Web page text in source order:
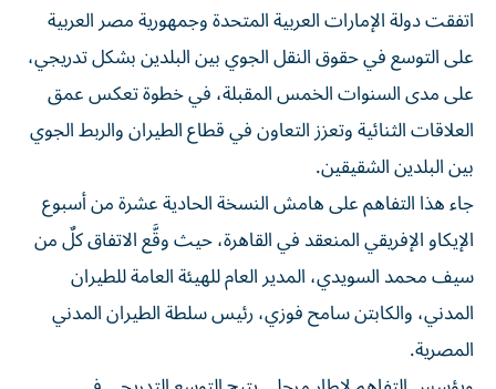
اتفقت دولة الإمارات العربية المتحدة وجمهورية مصر العربية
على التوسع في حقوق النقل الجوي بين البلدين بشكل تدريجي،
على مدى السنوات الخمس المقبلة، في خطوة تعكس عمق
العلاقات الثنائية وتعزز التعاون في قطاع الطيران والربط الجوي
بين البلدين الشقيقين.
جاء هذا التفاهم على هامش النسخة الحادية عشرة من أسبوع
الإيكاو الإفريقي المنعقد في القاهرة، حيث وقَّع الاتفاق كلٌ من
سيف محمد السويدي، المدير العام للهيئة العامة للطيران
المدني، والكابتن سامح فوزي، رئيس سلطة الطيران المدني
المصرية.